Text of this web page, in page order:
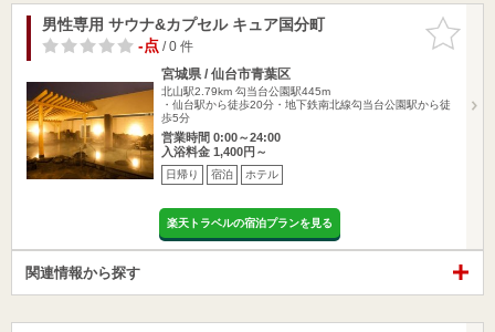
お気に入
りに追加
男性専用 サウナ&カプセル キュア国分町
-点/ 0 件
宮城県 / 仙台市青葉区
北山駅2.79km 勾当台公園駅445m
・仙台駅から徒歩20分・地下鉄南北線勾当台公園駅から徒
歩5分
営業時間 0:00～24:00
入浴料金 1,400円～
日帰り 宿泊 ホテル
楽天トラベルの宿泊プランを見る
関連情報から探す